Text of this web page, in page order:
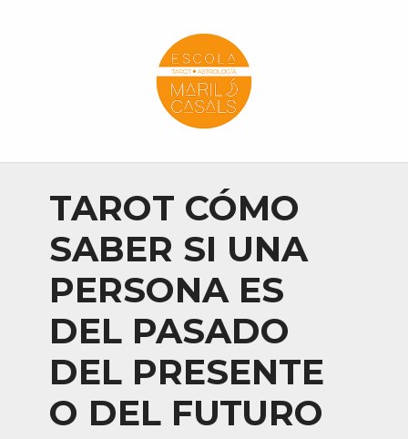
TAROT CÓMO
SABER SI UNA
PERSONA ES
DEL PASADO
DEL PRESENTE
O DEL FUTURO